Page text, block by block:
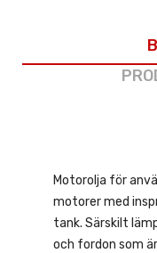
Motorolja för
motorer med
tank. Särskilt
och fordon som